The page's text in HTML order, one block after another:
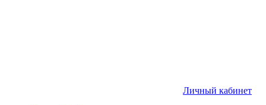
Личный кабинет